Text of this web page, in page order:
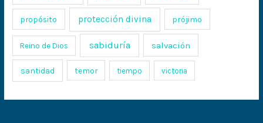
propósito protección divina prójimo
Reino de Dios sabiduría salvación
santidad temor tiempo victoria